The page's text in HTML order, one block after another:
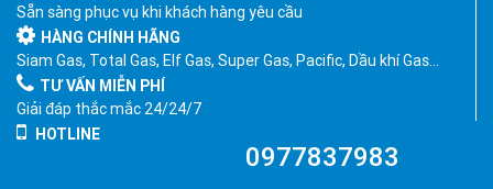
Sẵn sàng phục vụ khi khách hàng yêu cầu
HÀNG CHÍNH HÃNG
Siam Gas, Total Gas, Elf Gas, Super Gas, Pacific, Dầu khí Gas…
TƯ VẤN MIỄN PHÍ
Giải đáp thắc mắc 24/24/7
HOTLINE
0977837983